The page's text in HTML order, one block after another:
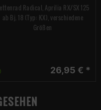
Radical, Aprilia RX/SX 125
ab Bj. 18 (Typ: KX), verschiedene
Größen
26,95 € *